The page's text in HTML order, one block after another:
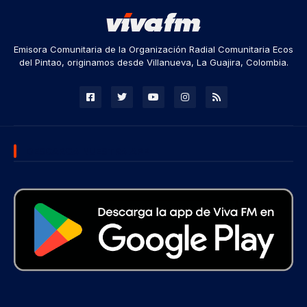
Emisora Comunitaria de la Organización Radial Comunitaria Ecos
del Pintao, originamos desde Villanueva, La Guajira, Colombia.